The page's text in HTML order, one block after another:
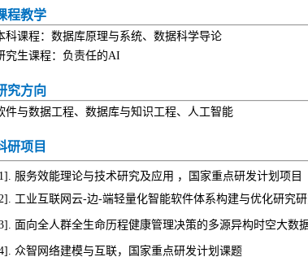
程教学
科课程：数据库原理与系统、数据科学导论
究生课程：负责任的AI
究方向
件与数据工程、数据库与知识工程、人工智能
研项目
服务效能理论与技术研究及应用 ，国家重点研发计划项目
工业互联网云-边-端轻量化智能软件体系构建与优化研究
面向全人群全生命历程健康管理决策的多源异构时空大数
众智网络建模与互联，国家重点研发计划课题